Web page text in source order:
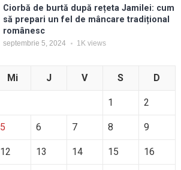
Ciorbă de burtă după rețeta Jamilei: cum
să prepari un fel de mâncare tradițional
românesc
septembrie 5, 2024 1Kviews
Mi J V S D
1 2
5 6 7 8 9
12 13 14 15 16